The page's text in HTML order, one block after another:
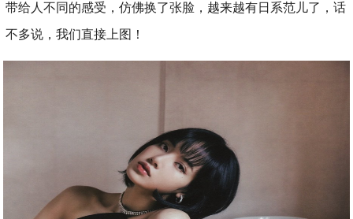
带给人不同的感受，仿佛换了张脸，越来越有日系范儿了，话
不多说，我们直接上图！